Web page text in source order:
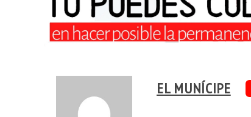
EL MUNÍCIPE